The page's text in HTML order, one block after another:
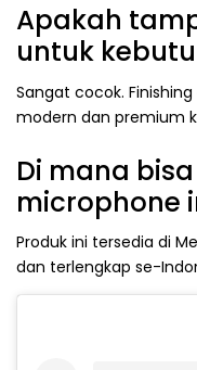
Apakah
untuk
Sangat cocok.
modern dan premium
Di mana
microphone
Produk ini tersedia di
dan terlengkap se-